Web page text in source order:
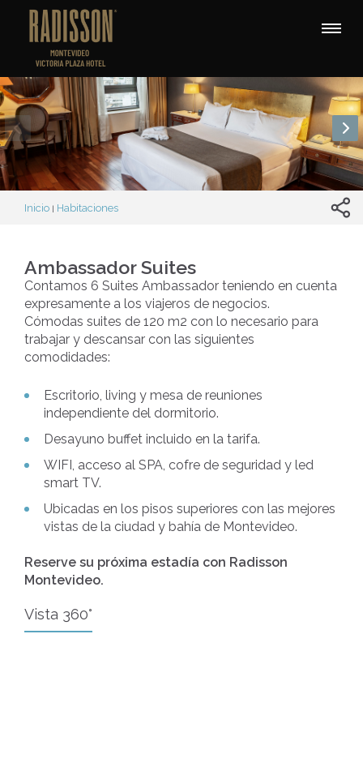
Inicio | Habitaciones
Ambassador Suites
Contamos 6 Suites Ambassador teniendo en cuenta
expresamente a los viajeros de negocios.
Cómodas suites de 120 m2 con lo necesario para
trabajar y descansar con las siguientes
comodidades:
Escritorio, living y mesa de reuniones
independiente del dormitorio.
Desayuno buffet incluido en la tarifa.
WIFI, acceso al SPA, cofre de seguridad y led
smart TV.
Ubicadas en los pisos superiores con las mejores
vistas de la ciudad y bahía de Montevideo.
Reserve su próxima estadía con Radisson
Montevideo.
Vista 360°